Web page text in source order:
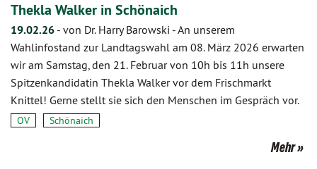
Thekla Walker in Schönaich
19.02.26 - von Dr. Harry Barowski -An unserem
Wahlinfostand zur Landtagswahl am 08. März 2026 erwarten
wir am Samstag, den 21. Februar von 10h bis 11h unsere
Spitzenkandidatin Thekla Walker vor dem Frischmarkt
Knittel! Gerne stellt sie sich den Menschen im Gespräch vor.
OV Schönaich
Mehr